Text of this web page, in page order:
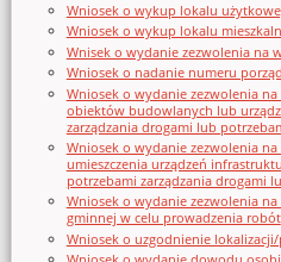
Wniosek o wykup lokalu
Wniosek o wykup lokalu
Wnisek o wydanie zezwolenia na
Wniosek o nadanie numeru
Wniosek o wydanie zezwolenia
obiektów budowlanych lub
zarządzania drogami lub
Wniosek o wydanie zezwolenia
umieszczenia urządzeń
potrzebami zarządzania drogami
Wniosek o wydanie zezwolenia
gminnej w celu prowadzenia robót
Wniosek o uzgodnienie